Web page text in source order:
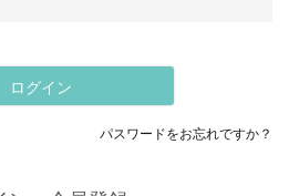
ログイン
パスワードをお忘れですか？